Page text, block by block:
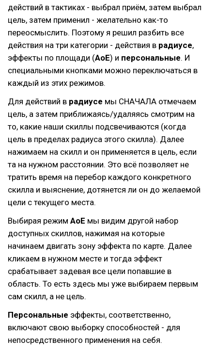
действий в тактиках - выбрал приём, затем выбрал
цель, затем применил - желательно как-то
переосмыслить. Поэтому я решил разбить все
действия на три категории - действия в радиусе,
эффекты по площади (AoE) и персональные. И
специальными кнопками можно переключаться в
каждый из этих режимов.
Для действий в радиусе мы СНАЧАЛА отмечаем
цель, а затем приближаясь/удаляясь смотрим на
то, какие наши скиллы подсвечиваются (когда
цель в пределах радиуса этого скилла). Далее
нажимаем на скилл и он применяется в цель, если
та на нужном расстоянии. Это всё позволяет не
тратить время на перебор каждого конкретного
скилла и выяснение, дотянется ли он до желаемой
цели с текущего места.
Выбирая режим AoE мы видим другой набор
доступных скиллов, нажимая на которые
начинаем двигать зону эффекта по карте. Далее
кликаем в нужном месте и тогда эффект
срабатывает задевая все цели попавшие в
область. То есть здесь мы уже выбираем первым
сам скилл, а не цель.
Персональные эффекты, соответственно,
включают свою выборку способностей - для
непосредственного применения на себя.